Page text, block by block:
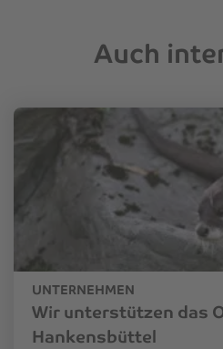
Auch
UNTERNEHMEN
Wir unterstützen das
Hankensbüttel